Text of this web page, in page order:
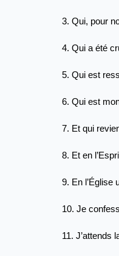
3. Qui, pour
4. Qui a été
5. Qui est
6. Qui est
7. Et qui
8. Et en
9. En l’Église
10. Je
11. J’attends